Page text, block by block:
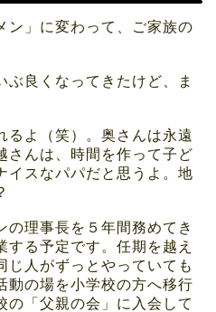
ン」に変わって、ご家族の
ぶ良くなってきたけど、ま
るよ（笑）。奥さんは永遠
さんは、時間を作って子ど
イスなパパだと思うよ。地
の理事長を５年間務めてき
する予定です。任期を越え
じ人がずっとやっていても
動の場を小学校の方へ移行
の「父親の会」に入会して